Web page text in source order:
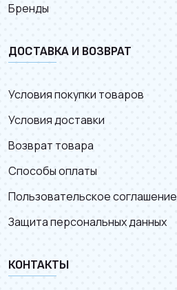
Бренды
ДОСТАВКА И ВОЗВРАТ
Условия покупки товаров
Условия доставки
Возврат товара
Способы оплаты
Пользовательское соглашение
Защита персональных данных
КОНТАКТЫ